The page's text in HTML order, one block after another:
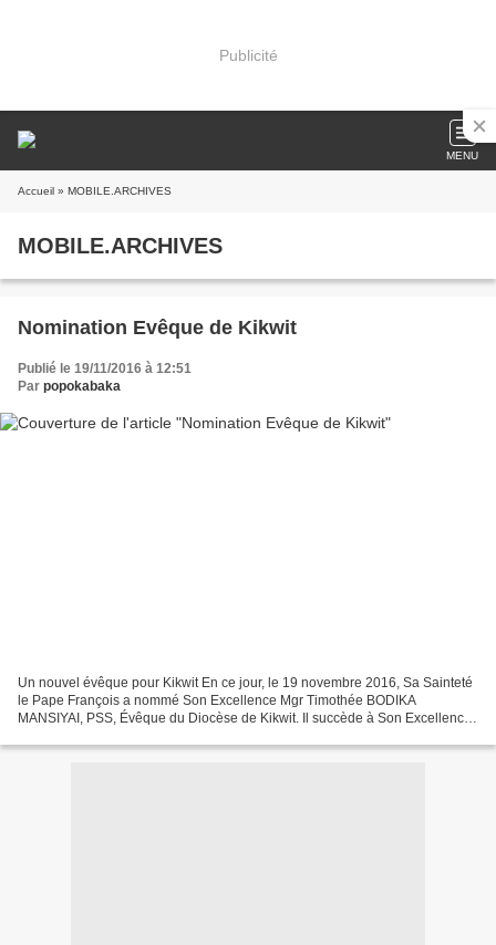
Publicité
MENU
Accueil » MOBILE.ARCHIVES
MOBILE.ARCHIVES
Nomination Evêque de Kikwit
Publié le 19/11/2016 à 12:51
Par popokabaka
Un nouvel évêque pour Kikwit En ce jour, le 19 novembre 2016, Sa Sainteté
le Pape François a nommé Son Excellence Mgr Timothée BODIKA
MANSIYAI, PSS, Évêque du Diocèse de Kikwit. Il succède à Son Excellence